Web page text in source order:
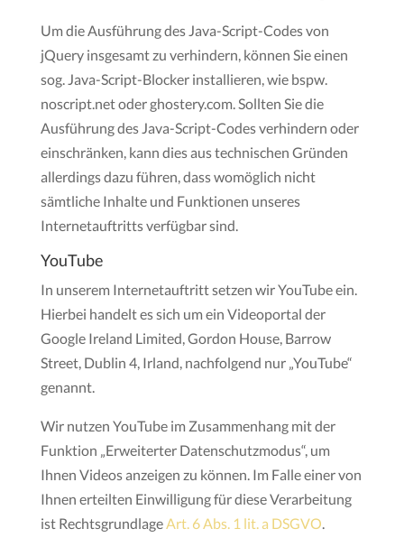
Um die Ausführung des Java-Script-Codes von
jQuery insgesamt zu verhindern, können Sie einen
sog. Java-Script-Blocker installieren, wie bspw.
noscript.net oder ghostery.com. Sollten Sie die
Ausführung des Java-Script-Codes verhindern oder
einschränken, kann dies aus technischen Gründen
allerdings dazu führen, dass womöglich nicht
sämtliche Inhalte und Funktionen unseres
Internetauftritts verfügbar sind.
YouTube
In unserem Internetauftritt setzen wir YouTube ein.
Hierbei handelt es sich um ein Videoportal der
Google Ireland Limited, Gordon House, Barrow
Street, Dublin 4, Irland, nachfolgend nur „YouTube“
genannt.
Wir nutzen YouTube im Zusammenhang mit der
Funktion „Erweiterter Datenschutzmodus“, um
Ihnen Videos anzeigen zu können. Im Falle einer von
Ihnen erteilten Einwilligung für diese Verarbeitung
ist RechtsgrundlageArt. 6 Abs. 1 lit. a DSGVO.